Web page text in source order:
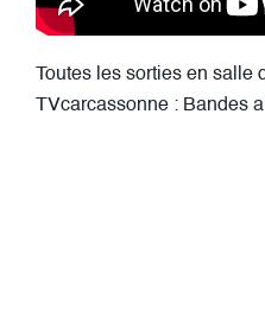
Toutes les sorties en salle
TVcarcassonne : Bandes